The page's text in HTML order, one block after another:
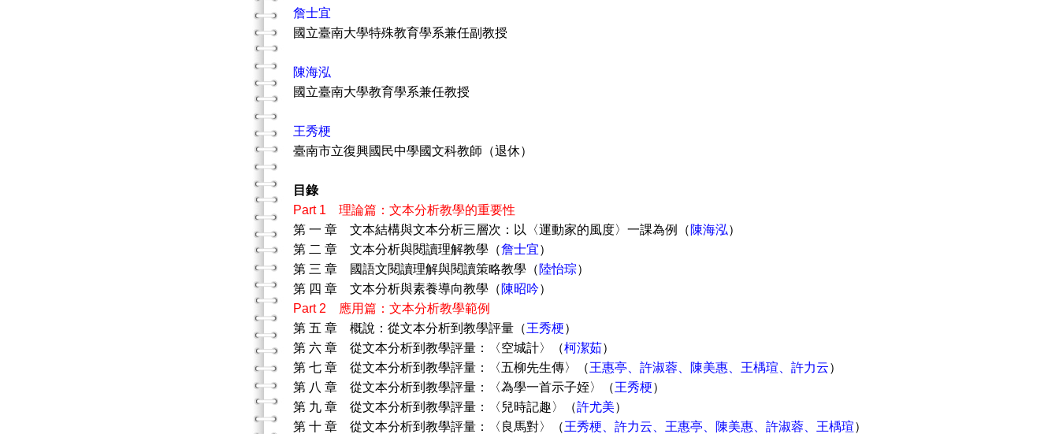
詹士宜
國立臺南大學特殊教育學系兼任副教授
陳海泓
國立臺南大學教育學系兼任教授
王秀梗
臺南市立復興國民中學國文科教師（退休）
目錄
Part 1 理論篇：文本分析教學的重要性
第 一 章 文本結構與文本分析三層次：以〈運動家的風度〉一課為例（ 陳海泓）
第 二 章 文本分析與閱讀理解教學（詹士宜）
第 三 章 國語文閱讀理解與閱讀策略教學（ 陸怡琮）
第 四 章 文本分析與素養導向教學（ 陳昭吟）
Part 2 應用篇：文本分析教學範例
第 五 章 概說：從文本分析到教學評量（王秀梗）
第 六 章 從文本分析到教學評量：〈空城計〉（柯潔茹）
第 七 章 從文本分析到教學評量：〈五柳先生傳〉（王惠亭、許淑蓉、陳美惠、王楀瑄、許力云）
第 八 章 從文本分析到教學評量：〈為學一首示子姪〉（王秀梗）
第 九 章 從文本分析到教學評量：〈兒時記趣〉（許尤美）
第 十 章 從文本分析到教學評量：〈良馬對〉（王秀梗、許力云、王惠亭、陳美惠、許淑蓉、王楀瑄）